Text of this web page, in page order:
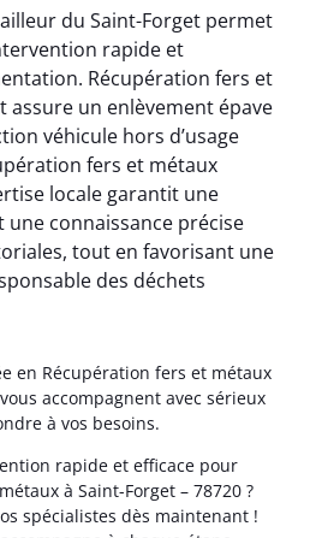
du Saint-Forget permet
rapide et
Récupération fers et
assure un enlèvement épave
véhicule hors d’usage
fers et métaux
locale garantit une
connaissance précise
tout en favorisant une
des déchets
en Récupération fers et métaux
accompagnent avec sérieux
à vos besoins.
rapide et efficace pour
à Saint-Forget – 78720 ?
spécialistes dès maintenant !